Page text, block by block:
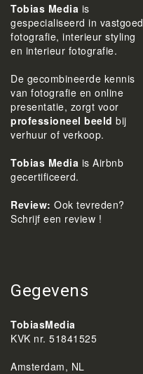
Tobias Media is
gespecialiseerd in vastgoed
fotografie, interieur styling
en interieur fotografie.
De gecombineerde kennis
van fotografie en online
presentatie, zorgt voor
professioneel beeld bij
verhuur of verkoop.
Tobias Media is Airbnb
gecertificeerd.
Review: Ook tevreden?
Schrijf een review !
Gegevens
TobiasMedia
KVK nr. 51841525
Amsterdam, NL